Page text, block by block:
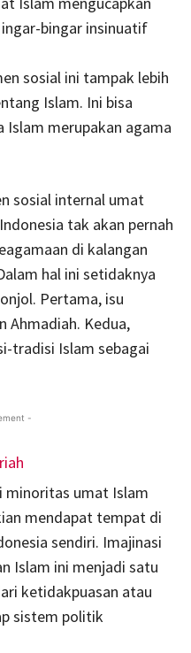
bingar insinuatif
sosial ini tampak lebih
Islam. Ini bisa
Islam merupakan agama
sosial internal umat
tak akan pernah
di kalangan
hal ini setidaknya
Pertama, isu
Ahmadiah. Kedua,
tradisi Islam sebagai
-
minoritas umat Islam
mendapat tempat di
sendiri. Imajinasi
Islam ini menjadi satu
ketidakpuasan atau
sistem politik